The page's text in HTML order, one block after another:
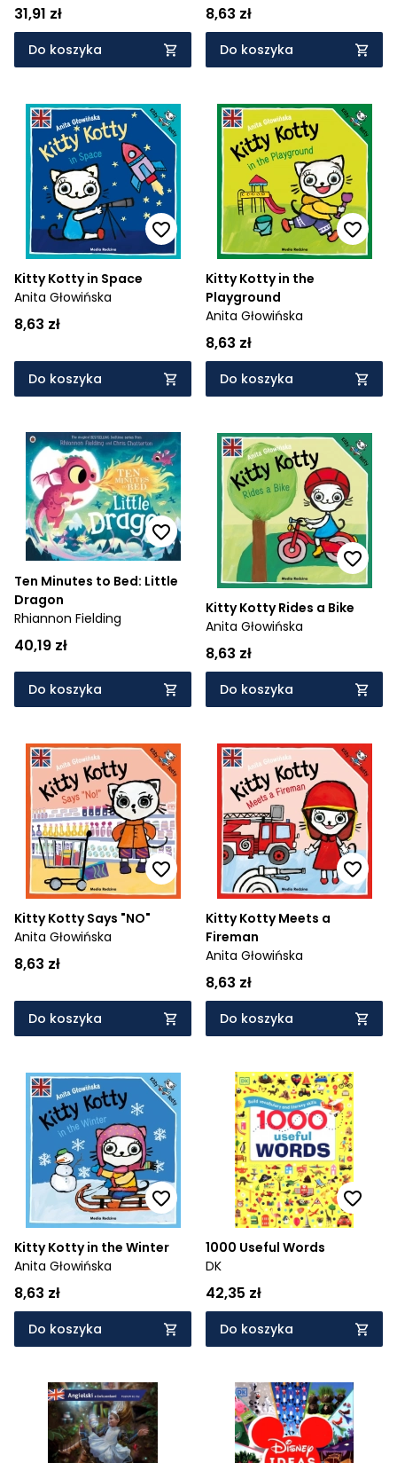
31,91 zł
Do koszyka
8,63 zł
Do koszyka
Kitty Kotty in Space
Anita Głowińska
8,63 zł
Do koszyka
Kitty Kotty in the
Playground
Anita Głowińska
8,63 zł
Do koszyka
Ten Minutes to Bed: Little
Dragon
Rhiannon Fielding
40,19 zł
Do koszyka
Kitty Kotty Rides a Bike
Anita Głowińska
8,63 zł
Do koszyka
Kitty Kotty Says "NO"
Anita Głowińska
8,63 zł
Do koszyka
Kitty Kotty Meets a
Fireman
Anita Głowińska
8,63 zł
Do koszyka
Kitty Kotty in the Winter
Anita Głowińska
8,63 zł
Do koszyka
1000 Useful Words
DK
42,35 zł
Do koszyka